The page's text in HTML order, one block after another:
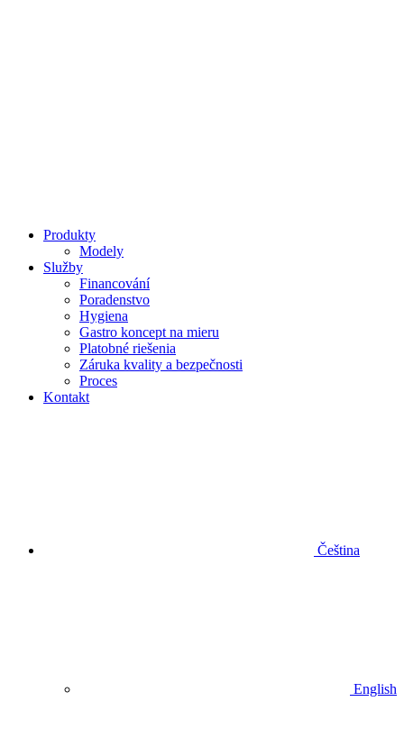
Produkty
Modely
Služby
Financování
Poradenstvo
Hygiena
Gastro koncept na mieru
Platobné riešenia
Záruka kvality a bezpečnosti
Proces
Kontakt
Čeština
English